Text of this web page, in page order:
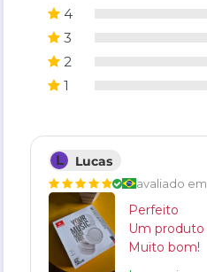
4
3
2
1
L Lucas
avaliado
Perfeito
Um
Muito bom!